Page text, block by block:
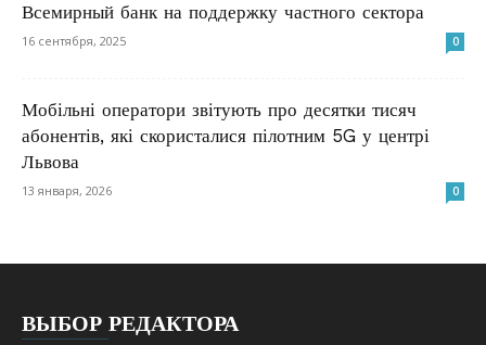
Всемирный банк на поддержку частного сектора
16 сентября, 2025 0
Мобільні оператори звітують про десятки тисяч
абонентів, які скористалися пілотним 5G у центрі
Львова
13 января, 2026 0
ВЫБОР РЕДАКТОРА